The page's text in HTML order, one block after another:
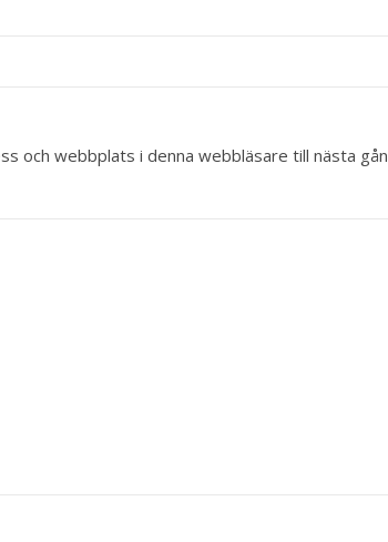
och webbplats i denna webbläsare till nästa